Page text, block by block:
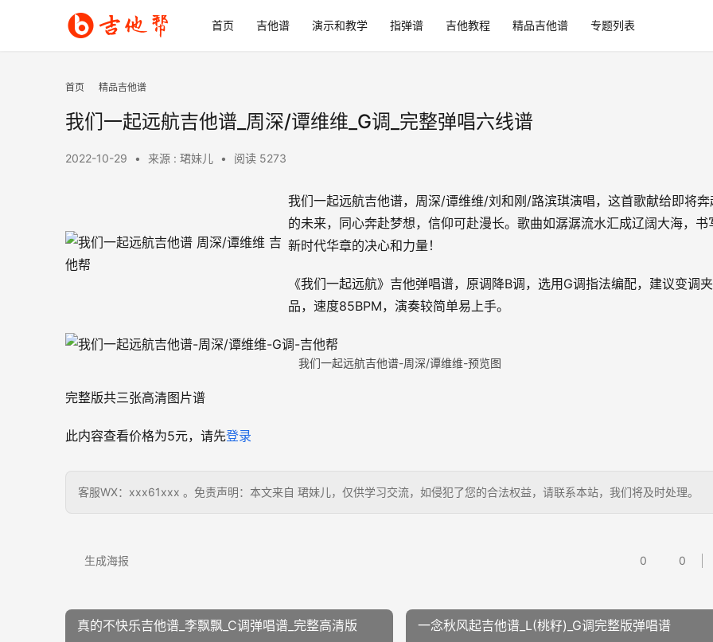
首页 吉他谱 演示和教学 指弹谱 吉他教程 精品吉他谱 专题列表
首页 精品吉他谱
我们一起远航吉他谱_周深/谭维维_G调_完整弹唱六线谱
2022-10-29 • 来源 : 珺妹儿 • 阅读 5273
我们一起远航吉他谱，周深/谭维维/刘和刚/路滨琪演唱，这首歌献给即将奔
的未来，同心奔赴梦想，信仰可赴漫长。歌曲如潺潺流水汇成辽阔大海，书
新时代华章的决心和力量！
《我们一起远航》吉他弹唱谱，原调降B调，选用G调指法编配，建议变调
品，速度85BPM，演奏较简单易上手。
我们一起远航吉他谱-周深/谭维维-预览图
完整版共三张高清图片谱
此内容查看价格为5元，请先登录
客服WX：xxx61xxx 。免责声明：本文来自 珺妹儿，仅供学习交流，如侵犯了您的合法权益，请联系本站，我们将及时处理。
0 0
生成海报
真的不快乐吉他谱_李飘飘_C调弹唱谱_完整高清版 一念秋风起吉他谱_L(桃籽)_G调完整版弹唱谱